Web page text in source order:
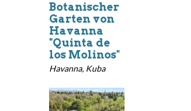
Botanischer
Garten von
Havanna
"Quinta de
los Molinos"
Havanna, Kuba